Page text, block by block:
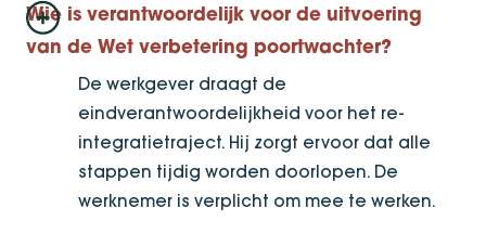
Wie is verantwoordelijk voor de uitvoering
van de Wet verbetering poortwachter?
De werkgever draagt de
eindverantwoordelijkheid voor het re-
integratietraject. Hij zorgt ervoor dat alle
stappen tijdig worden doorlopen. De
werknemer is verplicht om mee te werken.